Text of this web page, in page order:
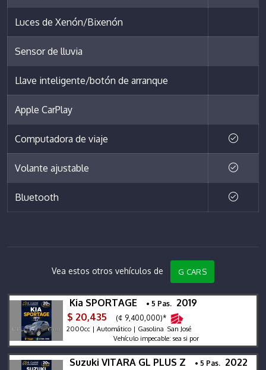
Luces de Xenón/Bixenón
Sensor de lluvia
Llave inteligente/botón de arranque
Apple CarPlay
Computadora de viaje
Volante ajustable
Bluetooth
Vea estos otros vehículos de G CARS
Kia SPORTAGE • 5 Pas. 2019
$ 20,435
(¢ 9,400,000)*
2000cc | Automático | Gasolina San José
Vehículo impecable: sea si por
Suzuki VITARA GL PLUS Z • 5 Pas. 2022